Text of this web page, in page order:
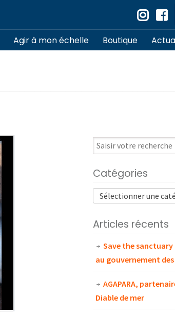
Agir à mon échelle Boutique
Catégories
Articles récents
Save the
au gouvernement
AGAPARA,
Diable de mer